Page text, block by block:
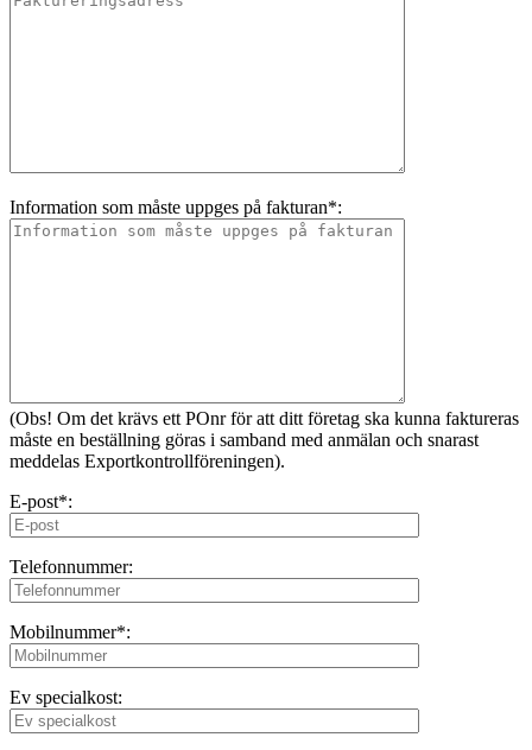
Information som måste uppges på fakturan*:
(Obs! Om det krävs ett POnr för att ditt företag ska kunna faktureras
måste en beställning göras i samband med anmälan och snarast
meddelas Exportkontrollföreningen).
E-post*:
Telefonnummer:
Mobilnummer*:
Ev specialkost: